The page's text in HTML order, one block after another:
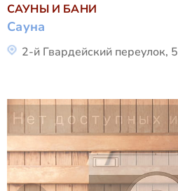
САУНЫ И БАНИ
Сауна
2-й Гвардейский переулок, 5